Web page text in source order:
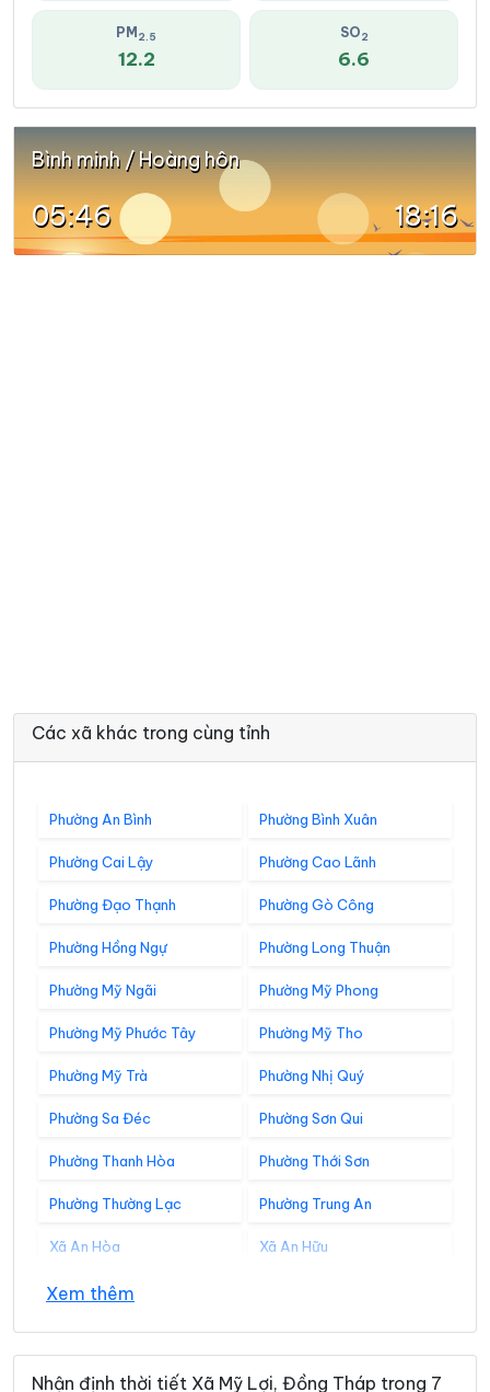
PM 2.5
12.2
SO2
6.6
Bình minh / Hoàng hôn
05:46 18:16
Các xã khác trong cùng tỉnh
Phường An Bình Phường Bình Xuân
Phường Cai Lậy Phường Cao Lãnh
Phường Đạo Thạnh Phường Gò Công
Phường Hồng Ngự Phường Long Thuận
Phường Mỹ Ngãi Phường Mỹ Phong
Phường Mỹ Phước Tây Phường Mỹ Tho
Phường Mỹ Trà Phường Nhị Quý
Phường Sa Đéc Phường Sơn Qui
Phường Thanh Hòa Phường Thới Sơn
Phường Thường Lạc Phường Trung An
Xã An Hòa Xã An Hữu
Xã An Long
Xã An Thạnh Thủy Xã Ba Sao
Xã Bình Hàng Trung Xã Bình Ninh
Xem thêm
Nhận định thời tiết Xã Mỹ Lợi, Đồng Tháp trong 7